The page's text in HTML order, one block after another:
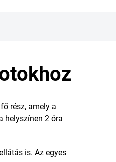
rész, amely a
helyszínen 2 óra
is. Az egyes